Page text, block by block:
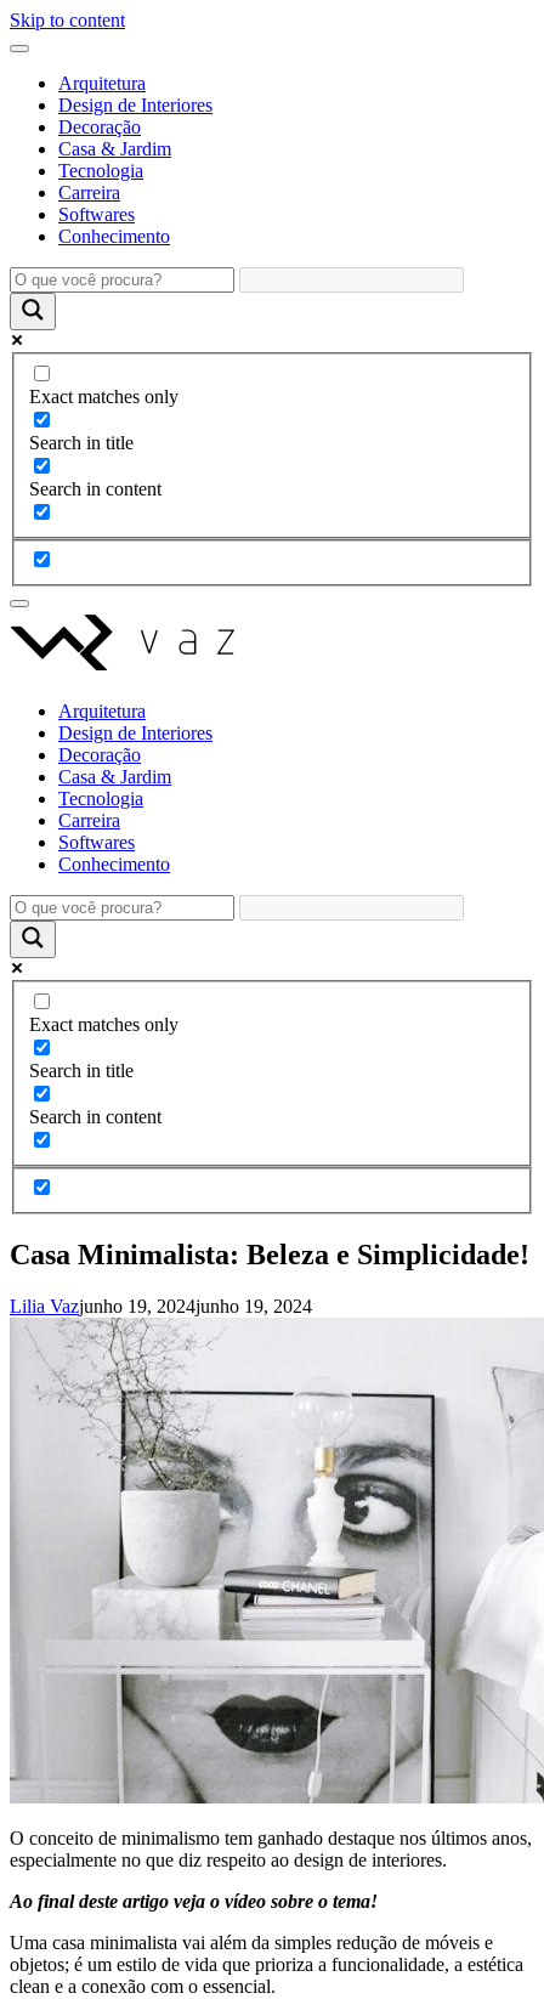
Skip to content
Arquitetura
Design de Interiores
Decoração
Casa & Jardim
Tecnologia
Carreira
Softwares
Conhecimento
Exact matches only
Search in title
Search in content
Arquitetura
Design de Interiores
Decoração
Casa & Jardim
Tecnologia
Carreira
Softwares
Conhecimento
Exact matches only
Search in title
Search in content
Casa Minimalista: Beleza e Simplicidade!
Lilia Vazjunho 19, 2024junho 19, 2024
O conceito de minimalismo tem ganhado destaque nos últimos anos,
especialmente no que diz respeito ao design de interiores.
Ao final deste artigo veja o vídeo sobre o tema!
Uma casa minimalista vai além da simples redução de móveis e
objetos; é um estilo de vida que prioriza a funcionalidade, a estética
clean e a conexão com o essencial.